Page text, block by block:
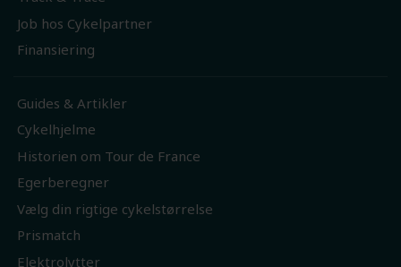
Job hos Cykelpartner
Finansiering
Guides & Artikler
Cykelhjelme
Historien om Tour de France
Egerberegner
Vælg din rigtige cykelstørrelse
Prismatch
Elektrolytter